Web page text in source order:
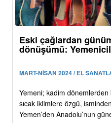
Eski çağlardan
dönüşümü:
MART-NİSAN 2024 / EL
Yemeni; kadim dönemlerden
sıcak iklimlere özgü,
Yemen’den Anadolu’nun